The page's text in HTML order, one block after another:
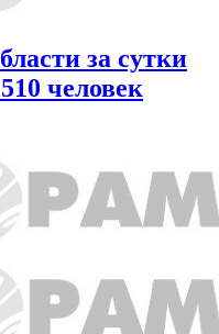
за сутки
человек